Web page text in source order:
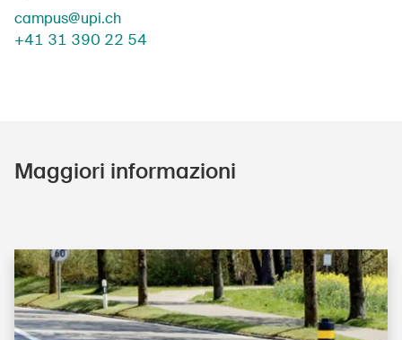
campus@upi.ch
+41 31 390 22 54
Maggiori informazioni